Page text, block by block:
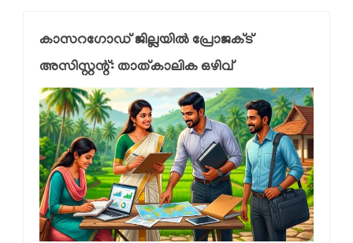
കാസറഗോഡ് ജില്ലയിൽ പ്രോജക്ട്
അസിസ്റ്റന്റ്: താത്കാലിക ഒഴിവ്